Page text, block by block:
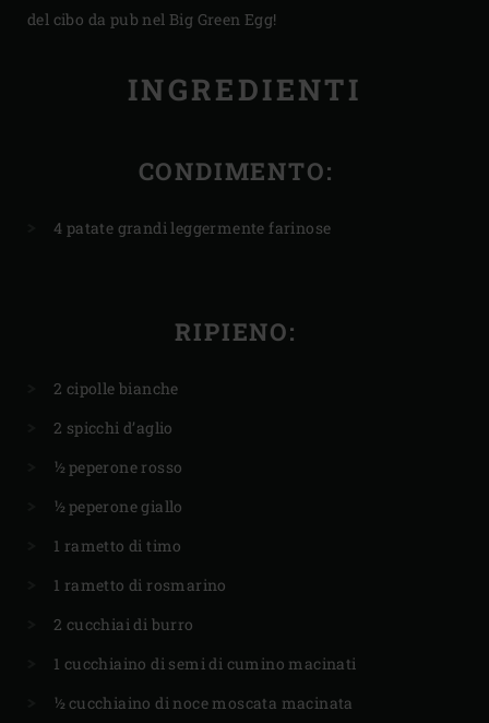
del cibo da pub nel Big Green Egg!
INGREDIENTI
CONDIMENTO:
4 patate grandi leggermente farinose
RIPIENO:
2 cipolle bianche
2 spicchi d’aglio
½ peperone rosso
½ peperone giallo
1 rametto di timo
1 rametto di rosmarino
2 cucchiai di burro
1 cucchiaino di semi di cumino macinati
½ cucchiaino di noce moscata macinata